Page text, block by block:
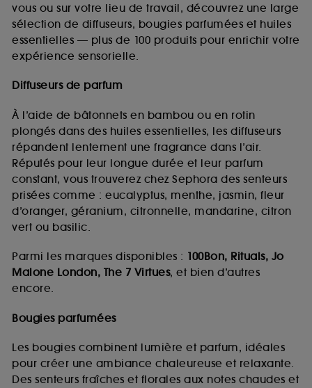
vous ou sur votre lieu de travail, découvrez une large
sélection de diffuseurs, bougies parfumées et huiles
essentielles — plus de 100 produits pour enrichir votre
expérience sensorielle.
Diffuseurs de parfum
À l’aide de bâtonnets en bambou ou en rotin
plongés dans des huiles essentielles, les diffuseurs
répandent lentement une fragrance dans l’air.
Réputés pour leur longue durée et leur parfum
constant, vous trouverez chez Sephora des senteurs
prisées comme : eucalyptus, menthe, jasmin, fleur
d’oranger, géranium, citronnelle, mandarine, citron
vert ou basilic.
Parmi les marques disponibles : 100Bon, Rituals, Jo
Malone London, The 7 Virtues, et bien d’autres
encore.
Bougies parfumées
Les bougies combinent lumière et parfum, idéales
pour créer une ambiance chaleureuse et relaxante.
Des senteurs fraîches et florales aux notes chaudes et